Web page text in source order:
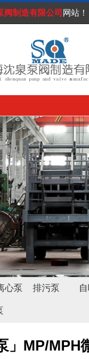
阀制造有限公司 网站！
心泵 排污泵
」MP/MPH